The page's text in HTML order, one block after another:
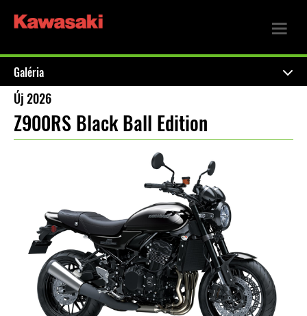
Galéria
Új 2026
Z900RS Black Ball Edition